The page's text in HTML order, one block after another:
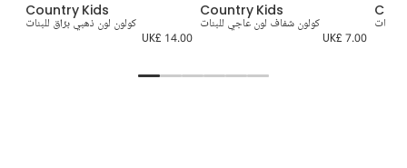
Country Kids
كولون لون ذهبي برّاق للبنات
UK£ 14.00
Country Kids
كولون شفاف لون عاجي للبنات
UK£ 7.00
للبنات